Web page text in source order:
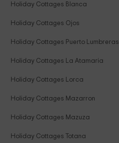
Holiday Cottages Blanca
Holiday Cottages Ojos
Holiday Cottages Puerto Lumbreras
Holiday Cottages La Atamaria
Holiday Cottages Lorca
Holiday Cottages Mazarron
Holiday Cottages Mazuza
Holiday Cottages Totana